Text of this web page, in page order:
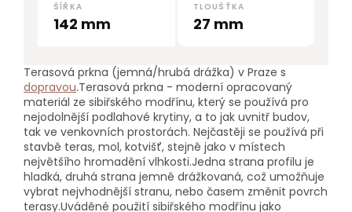
ŠÍŘKA
142 mm
TLOUŠŤKA
27 mm
Terasová prkna (jemná/hrubá drážka) v Praze s
dopravou.Terasová prkna - moderní opracovaný
materiál ze sibiřského modřínu, který se používá pro
nejodolnější podlahové krytiny, a to jak uvnitř budov,
tak ve venkovních prostorách. Nejčastěji se používá při
stavbě teras, mol, kotvišť, stejně jako v místech
největšího hromadění vlhkosti.Jedna strana profilu je
hladká, druhá strana jemně drážkovaná, což umožňuje
vybrat nejvhodnější stranu, nebo časem změnit povrch
terasy.Uváděné použití sibiřského modřínu jako